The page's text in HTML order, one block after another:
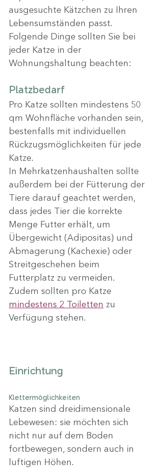
ausgesuchte Kätzchen zu Ihren
Lebensumständen passt.
Folgende Dinge sollten Sie bei
jeder Katze in der
Wohnungshaltung beachten:
Platzbedarf
Pro Katze sollten mindestens 50
qm Wohnfläche vorhanden sein,
bestenfalls mit individuellen
Rückzugsmöglichkeiten für jede
Katze.
In Mehrkatzenhaushalten sollte
außerdem bei der Fütterung der
Tiere darauf geachtet werden,
dass jedes Tier die korrekte
Menge Futter erhält, um
Übergewicht (Adipositas) und
Abmagerung (Kachexie) oder
Streitgeschehen beim
Futterplatz zu vermeiden.
Zudem sollten pro Katze
mindestens 2 Toiletten zu
Verfügung stehen.
Einrichtung
Klettermöglichkeiten
Katzen sind dreidimensionale
Lebewesen: sie möchten sich
nicht nur auf dem Boden
fortbewegen, sondern auch in
luftigen Höhen.